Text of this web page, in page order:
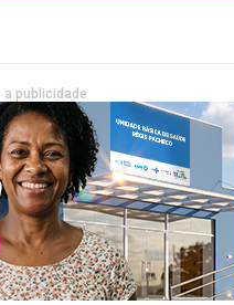
a publicidade